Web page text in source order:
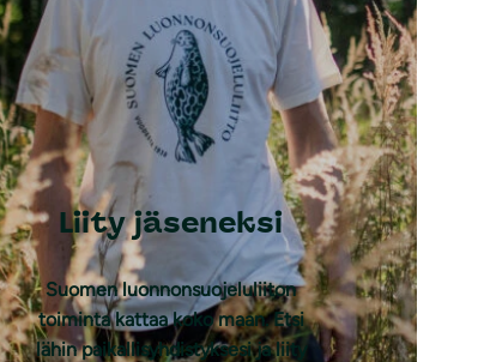
Liity jäseneksi
Suomen luonnonsuojeluliiton
toiminta kattaa koko maan. Etsi
lähin paikallisyhdistyksesi ja liity